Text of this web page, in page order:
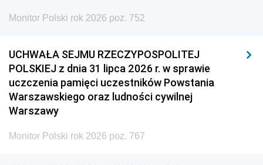
Monitor Polski rok 2026 poz. 752
UCHWAŁA SEJMU RZECZYPOSPOLITEJ
POLSKIEJ z dnia 31 lipca 2026 r. w sprawie
uczczenia pamięci uczestników Powstania
Warszawskiego oraz ludności cywilnej
Warszawy
Monitor Polski rok 2026 poz. 767